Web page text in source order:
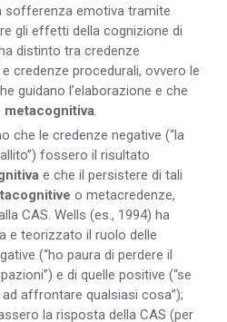
sofferenza emotiva tramite
gli effetti della cognizione di
distinto tra credenze
credenze procedurali, ovvero le
guidano l’elaborazione e che
.
che le credenze negative (“la
fossero il risultato
e che il persistere di tali
o metacredenze,
CAS. Wells (es., 1994) ha
e teorizzato il ruolo delle
(“ho paura di perdere il
e di quelle positive (“se
affrontare qualsiasi cosa”);
la risposta della CAS (per